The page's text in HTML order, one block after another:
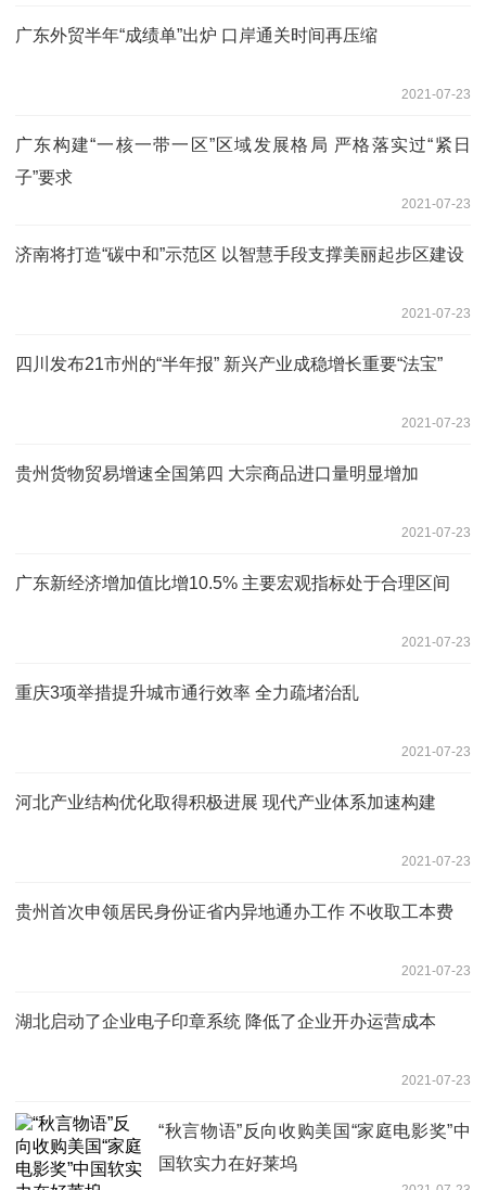
广东外贸半年“成绩单”出炉 口岸通关时间再压缩
2021-07-23
广东构建“一核一带一区”区域发展格局 严格落实过“紧日
子”要求
2021-07-23
济南将打造“碳中和”示范区 以智慧手段支撑美丽起步区建设
2021-07-23
四川发布21市州的“半年报” 新兴产业成稳增长重要“法宝”
2021-07-23
贵州货物贸易增速全国第四 大宗商品进口量明显增加
2021-07-23
广东新经济增加值比增10.5% 主要宏观指标处于合理区间
2021-07-23
重庆3项举措提升城市通行效率 全力疏堵治乱
2021-07-23
河北产业结构优化取得积极进展 现代产业体系加速构建
2021-07-23
贵州首次申领居民身份证省内异地通办工作 不收取工本费
2021-07-23
湖北启动了企业电子印章系统 降低了企业开办运营成本
2021-07-23
“秋言物语”反向收购美国“家庭电影奖”中
国软实力在好莱坞